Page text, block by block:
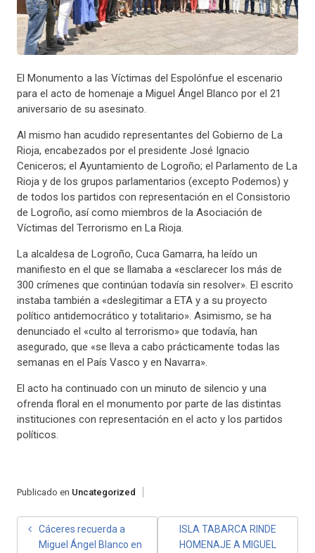
El Monumento a las Víctimas del Espolónfue el escenario
para el acto de homenaje a Miguel Ángel Blanco por el 21
aniversario de su asesinato.
Al mismo han acudido representantes del Gobierno de La
Rioja, encabezados por el presidente José Ignacio
Ceniceros; el Ayuntamiento de Logroño; el Parlamento de La
Rioja y de los grupos parlamentarios (excepto Podemos) y
de todos los partidos con representación en el Consistorio
de Logroño, así como miembros de la Asociación de
Víctimas del Terrorismo en La Rioja.
La alcaldesa de Logroño, Cuca Gamarra, ha leído un
manifiesto en el que se llamaba a «esclarecer los más de
300 crímenes que continúan todavía sin resolver». El escrito
instaba también a «deslegitimar a ETA y a su proyecto
político antidemocrático y totalitario». Asimismo, se ha
denunciado el «culto al terrorismo» que todavía, han
asegurado, que «se lleva a cabo prácticamente todas las
semanas en el País Vasco y en Navarra».
El acto ha continuado con un minuto de silencio y una
ofrenda floral en el monumento por parte de las distintas
instituciones con representación en el acto y los partidos
políticos.
Publicado en Uncategorized
NAVEGACIÓN
Cáceres recuerda a
Miguel Ángel Blanco en
ISLA TABARCA RINDE
HOMENAJE A MIGUEL